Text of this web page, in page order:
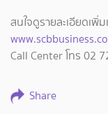
สนใจดูรายละเอียดเพิ่
Call Center โทร 02
Share